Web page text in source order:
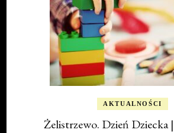
AKTUALNOŚCI
Żelistrzewo. Dzień Dziecka